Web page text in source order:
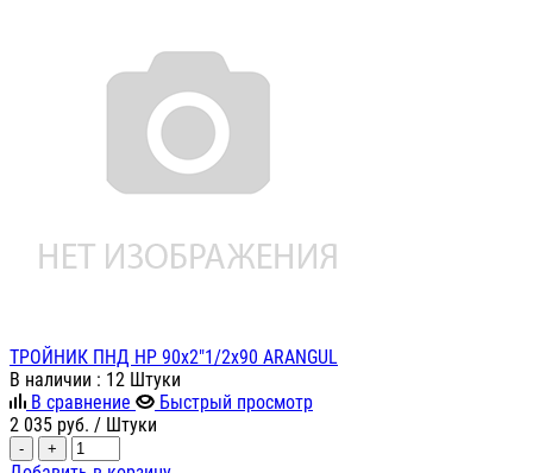
ТРОЙНИК ПНД НР 90х2"1/2х90 ARANGUL
В наличии : 12 Штуки
В сравнение
Быстрый просмотр
2 035 руб. / Штуки
- +